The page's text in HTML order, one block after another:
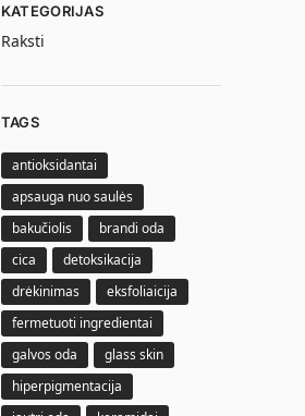
KATEGORIJAS
Raksti
TAGS
antioksidantai
apsauga nuo saulės
bakučiolis
brandi oda
cica
detoksikacija
drėkinimas
eksfoliaicija
fermetuoti ingredientai
galvos oda
glass skin
hiperpigmentacija